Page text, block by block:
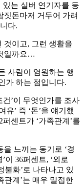
는 실버 연기자를 등
짓돈마저 거두어 가려
다.
것이고, 그런 생활을
일까요…
사람이 염원하는 행
가 하는 점입니다.
’이 무엇인가를 조사
유’ 즉 ‘돈’을 얘기했
센트가 ‘가족관계’를
느끼는 동기로 ‘경
이 36퍼센트, ‘외로
불화’로 나타나고 있
관계’는 매우 밀접한